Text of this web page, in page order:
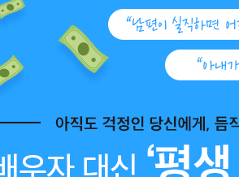
로 잡은 1,000만 원짜리 수도권 부동산[분
익형 부동산 네 가지 전략 | 부동산 고수의
대신 상가와 맞벌이를 시작하다[인천 90평
를 위해 오피스텔로 연금을 준비하다[청주
신 수익형 부동산 | 가난한 비평가 풍족한